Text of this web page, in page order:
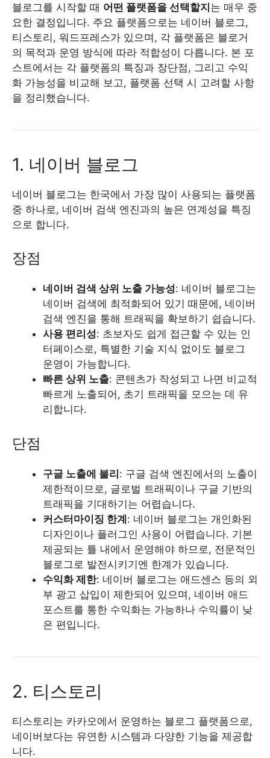
블로그를 시작할 때 어떤 플랫폼을 선택할지는 매우 중
요한 결정입니다. 주요 플랫폼으로는 네이버 블로그,
티스토리, 워드프레스가 있으며, 각 플랫폼은 블로거
의 목적과 운영 방식에 따라 적합성이 다릅니다. 본 포
스트에서는 각 플랫폼의 특징과 장단점, 그리고 수익
화 가능성을 비교해 보고, 플랫폼 선택 시 고려할 사항
을 정리했습니다.
1. 네이버 블로그
네이버 블로그는 한국에서 가장 많이 사용되는 플랫폼
중 하나로, 네이버 검색 엔진과의 높은 연계성을 특징
으로 합니다.
장점
네이버 검색 상위 노출 가능성: 네이버 블로그는
네이버 검색에 최적화되어 있기 때문에, 네이버
검색 엔진을 통해 트래픽을 확보하기 쉽습니다.
사용 편리성: 초보자도 쉽게 접근할 수 있는 인
터페이스로, 특별한 기술 지식 없이도 블로그
운영이 가능합니다.
빠른 상위 노출: 콘텐츠가 작성되고 나면 비교적
빠르게 노출되어, 초기 트래픽을 모으는 데 유
리합니다.
단점
구글 노출에 불리: 구글 검색 엔진에서의 노출이
제한적이므로, 글로벌 트래픽이나 구글 기반의
트래픽을 기대하기는 어렵습니다.
커스터마이징 한계: 네이버 블로그는 개인화된
디자인이나 플러그인 사용이 어렵습니다. 기본
제공되는 틀 내에서 운영해야 하므로, 전문적인
블로그로 발전시키기엔 한계가 있습니다.
수익화 제한: 네이버 블로그는 애드센스 등의 외
부 광고 삽입이 제한되어 있으며, 네이버 애드
포스트를 통한 수익화는 가능하나 수익률이 낮
은 편입니다.
2. 티스토리
티스토리는 카카오에서 운영하는 블로그 플랫폼으로,
네이버보다는 유연한 시스템과 다양한 기능을 제공합
니다.